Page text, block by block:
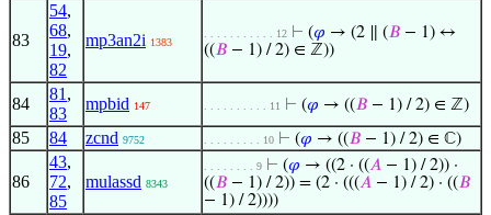
83
54,
68,
19,
82
mp3an2i 1383
. . . . . . . . . . . 12 ⊢ (𝜑 → (2 ∥ (𝐵 − 1) ↔
((𝐵 − 1) / 2) ∈ ℤ))
84
81 ,
83
mpbid 147 . . . . . . . . . . 11 ⊢ (𝜑 → ((𝐵 − 1) / 2) ∈ ℤ)
85 84 zcnd 9752 . . . . . . . . . 10 ⊢ (𝜑 → ((𝐵 − 1) / 2) ∈ ℂ)
86
43,
72,
85
mulassd 8343
. . . . . . . . 9 ⊢ (𝜑 → ((2 · ((𝐴 − 1) / 2)) ·
((𝐵 − 1) / 2)) = (2 · (((𝐴 − 1) / 2) · ((𝐵
− 1) / 2))))